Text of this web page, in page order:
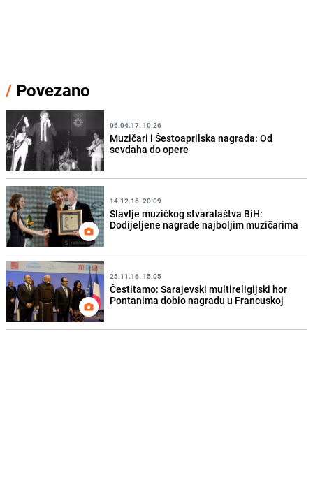
/ Povezano
06.04.17. 10:26
Muzičari i Šestoaprilska nagrada: Od
sevdaha do opere
14.12.16. 20:09
Slavlje muzičkog stvaralaštva BiH:
Dodijeljene nagrade najboljim muzičarima
25.11.16. 15:05
Čestitamo: Sarajevski multireligijski hor
Pontanima dobio nagradu u Francuskoj